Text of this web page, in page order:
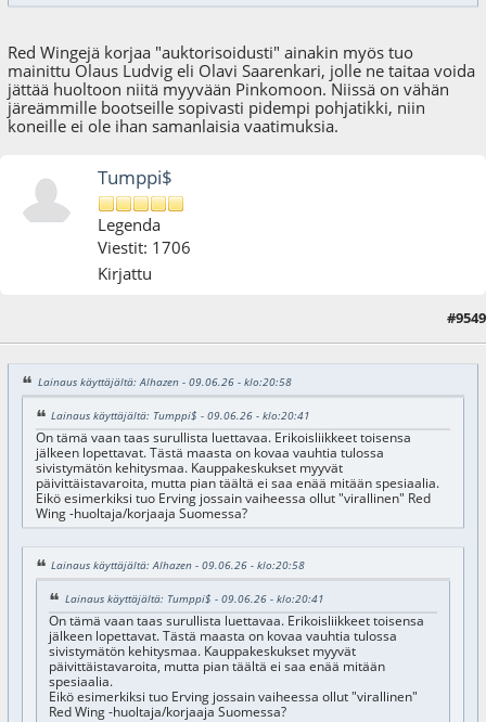
Red Wingejä korjaa "auktorisoidusti" ainakin myös tuo
mainittu Olaus Ludvig eli Olavi Saarenkari, jolle ne taitaa voida
jättää huoltoon niitä myyvään Pinkomoon. Niissä on vähän
järeämmille bootseille sopivasti pidempi pohjatikki, niin
koneille ei ole ihan samanlaisia vaatimuksia.
Tumppi$
Legenda
Viestit: 1706
Kirjattu
#9549
Lainaus käyttäjältä: Alhazen - 09.06.26 - klo:20:58
Lainaus käyttäjältä: Tumppi$ - 09.06.26 - klo:20:41
On tämä vaan taas surullista luettavaa. Erikoisliikkeet toisensa
jälkeen lopettavat. Tästä maasta on kovaa vauhtia tulossa
sivistymätön kehitysmaa. Kauppakeskukset myyvät
päivittäistavaroita, mutta pian täältä ei saa enää mitään spesiaalia.
Eikö esimerkiksi tuo Erving jossain vaiheessa ollut "virallinen" Red
Wing -huoltaja/korjaaja Suomessa?
Lainaus käyttäjältä: Alhazen - 09.06.26 - klo:20:58
Lainaus käyttäjältä: Tumppi$ - 09.06.26 - klo:20:41
On tämä vaan taas surullista luettavaa. Erikoisliikkeet toisensa
jälkeen lopettavat. Tästä maasta on kovaa vauhtia tulossa
sivistymätön kehitysmaa. Kauppakeskukset myyvät
päivittäistavaroita, mutta pian täältä ei saa enää mitään
spesiaalia.
Eikö esimerkiksi tuo Erving jossain vaiheessa ollut "virallinen"
Red Wing -huoltaja/korjaaja Suomessa?